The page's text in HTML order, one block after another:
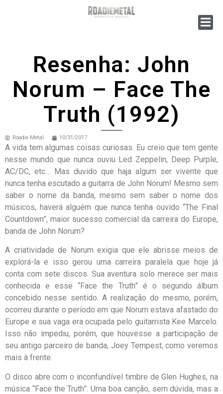
Resenha: John
Norum – Face The
Truth (1992)
Roadie Metal 10/31/2017
A vida tem algumas coisas curiosas. Eu creio que tem gente
nesse mundo que nunca ouviu Led Zeppelin, Deep Purple,
AC/DC, etc… Mas duvido que haja algum ser vivente que
nunca tenha escutado a guitarra de John Norum! Mesmo sem
saber o nome da banda, mesmo sem saber o nome dos
músicos, haverá alguém que nunca tenha ouvido “The Final
Countdown”, maior sucesso comercial da carreira do Europe,
banda de John Norum?
A criatividade de Norum exigia que ele abrisse meios de
explorá-la e isso gerou uma carreira paralela que hoje já
conta com sete discos. Sua aventura solo merece ser mais
conhecida e esse “Face the Truth” é o segundo álbum
concebido nesse sentido. A realização do mesmo, porém,
ocorreu durante o período em que Norum estava afastado do
Europe e sua vaga era ocupada pelo guitarrista Kee Marcelo.
Isso não impediu, porém, que houvesse a participação de
seu antigo parceiro de banda, Joey Tempest, como veremos
mais à frente.
O disco abre com o inconfundível timbre de Glen Hughes, na
música “Face the Truth”. Uma boa canção, sem dúvida, mas a